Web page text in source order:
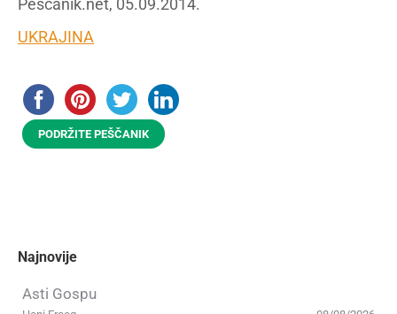
Peščanik.net, 05.09.2014.
UKRAJINA
PODRŽITE PEŠČANIK
Najnovije
Asti Gospu